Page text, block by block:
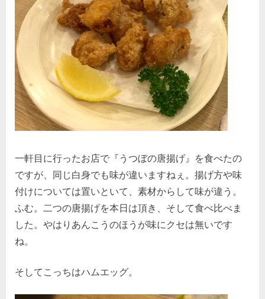
一軒目に行ったお店で『うつぼの唐揚げ』を食べたの
ですが、同じ白身でも味が違いますねぇ。揚げ方や味
付けについては置いといて、素材からして味が違う。
ふむ。二つの唐揚げを本日は頂き、そして食べ比べま
した。やはりあんこうのほうが味にクセは無いです
ね。
そしてこっちはハムエッグ。